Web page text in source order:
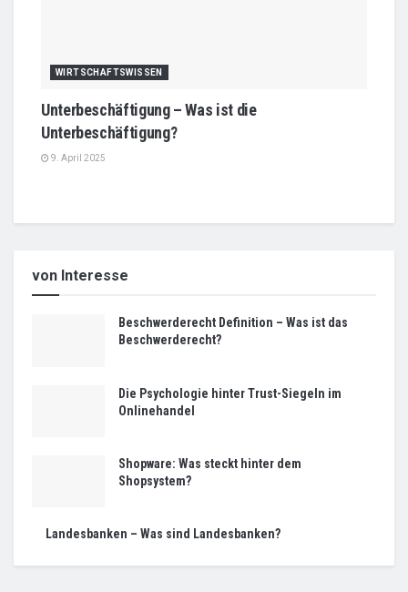
WIRTSCHAFTSWISSEN
Unterbeschäftigung – Was ist die
Unterbeschäftigung?
9. April 2025
von Interesse
Beschwerderecht Definition – Was ist das
Beschwerderecht?
Die Psychologie hinter Trust-Siegeln im
Onlinehandel
Shopware: Was steckt hinter dem
Shopsystem?
Landesbanken – Was sind Landesbanken?